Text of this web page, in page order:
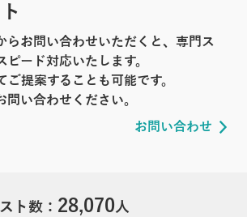
らお問い合わせいただくと、専門ス
ピード対応いたします。
ご提案することも可能です。
問い合わせください。
お問い合わせ
ト数： 28,070人